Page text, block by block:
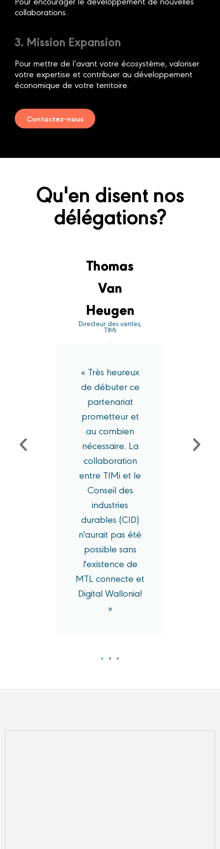
collaborations.
3. Mission Expansion
Pour mettre de l’avant votre écosystème, valoriser
votre expertise et contribuer au développement
économique de votre territoire.
Contactez-nous
Qu'en disent nos
délégations?
« Très heureux
de débuter ce
partenariat
prometteur et
au combien
nécessaire. La
collaboration
entre TIMi et le
Conseil des
industries
durables (CID)
n'aurait pas été
possible sans
l'existence de
MTL connecte et
Digital Wallonia!
»
Thomas
Van
Heugen
Directeur des ventes,
TIMi